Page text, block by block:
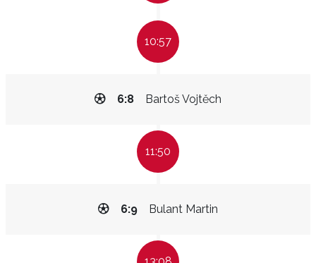
10:57
Bartoš Vojtěch
6:8
11:50
Bulant Martin
6:9